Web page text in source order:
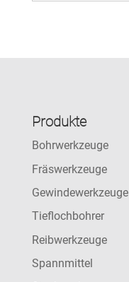
Produkte
Bohrwerkzeuge
Fräswerkzeuge
Gewindewerkzeuge
Tieflochbohrer
Reibwerkzeuge
Spannmittel